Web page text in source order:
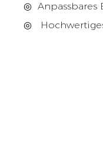
◎ Anpassbares
◎